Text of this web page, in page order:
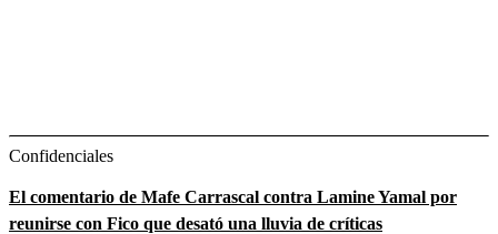
Confidenciales
El comentario de Mafe Carrascal contra Lamine Yamal por
reunirse con Fico que desató una lluvia de críticas